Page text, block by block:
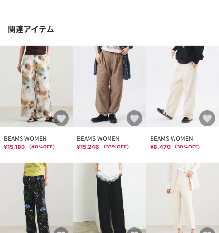
関連アイテム
BEAMS WOMEN
¥15,180 （40%OFF）
BEAMS WOMEN
¥15,246 （30%OFF）
BEAMS WOMEN
¥8,470 （30%OFF）